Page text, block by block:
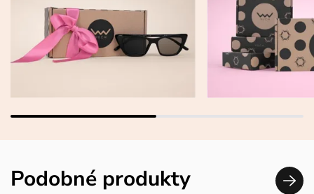
Podobné produkty